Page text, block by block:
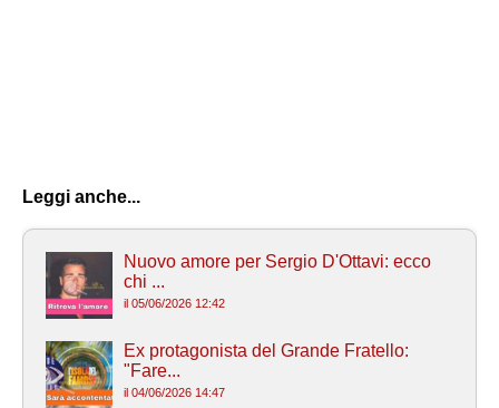
Leggi anche...
Nuovo amore per Sergio D'Ottavi: ecco
chi ...
il 05/06/2026 12:42
Ex protagonista del Grande Fratello:
"Fare...
il 04/06/2026 14:47